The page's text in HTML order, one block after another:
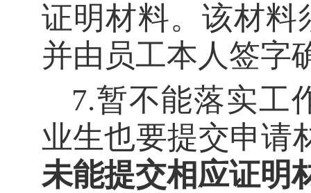
证明材料。该材料
并由员工本人签字
7.暂不能落实工
业生也要提交申请
未能提交相应证明